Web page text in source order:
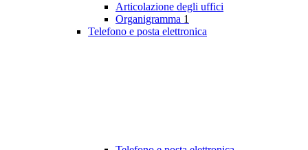
Articolazione degli uffici
Organigramma 1
Telefono e posta elettronica